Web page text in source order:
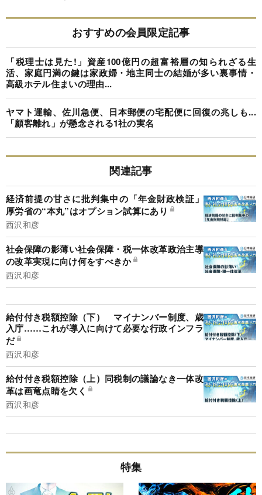
おすすめの会員限定記事
「税理士は見た!」資産100億円の超富裕層の知られざる生
活、家庭円満の鍵は家政婦・地主同士の結婚が多い裏事情・
高級ホテル住まいの理由...
ヤマト運輸、佐川急便、日本郵便の宅配便に回復の兆しも...
「顧客離れ」が懸念される1社の実名
関連記事
経済前提の甘さに批判集中の「年金財政検証」
厚労省の“本丸”はオプション試算にあり
西沢和彦
社会保障の影薄い社会保障・税一体改革政治主導
の改革実現に向け何をすべきか
西沢和彦
給付付き税額控除（下） マイナンバー制度、歳
入庁……これが導入に向けて必要な行政インフラ
だ
西沢和彦
給付付き税額控除（上）同税制の議論なき一体改
革は画竜点睛を欠く
西沢和彦
特集